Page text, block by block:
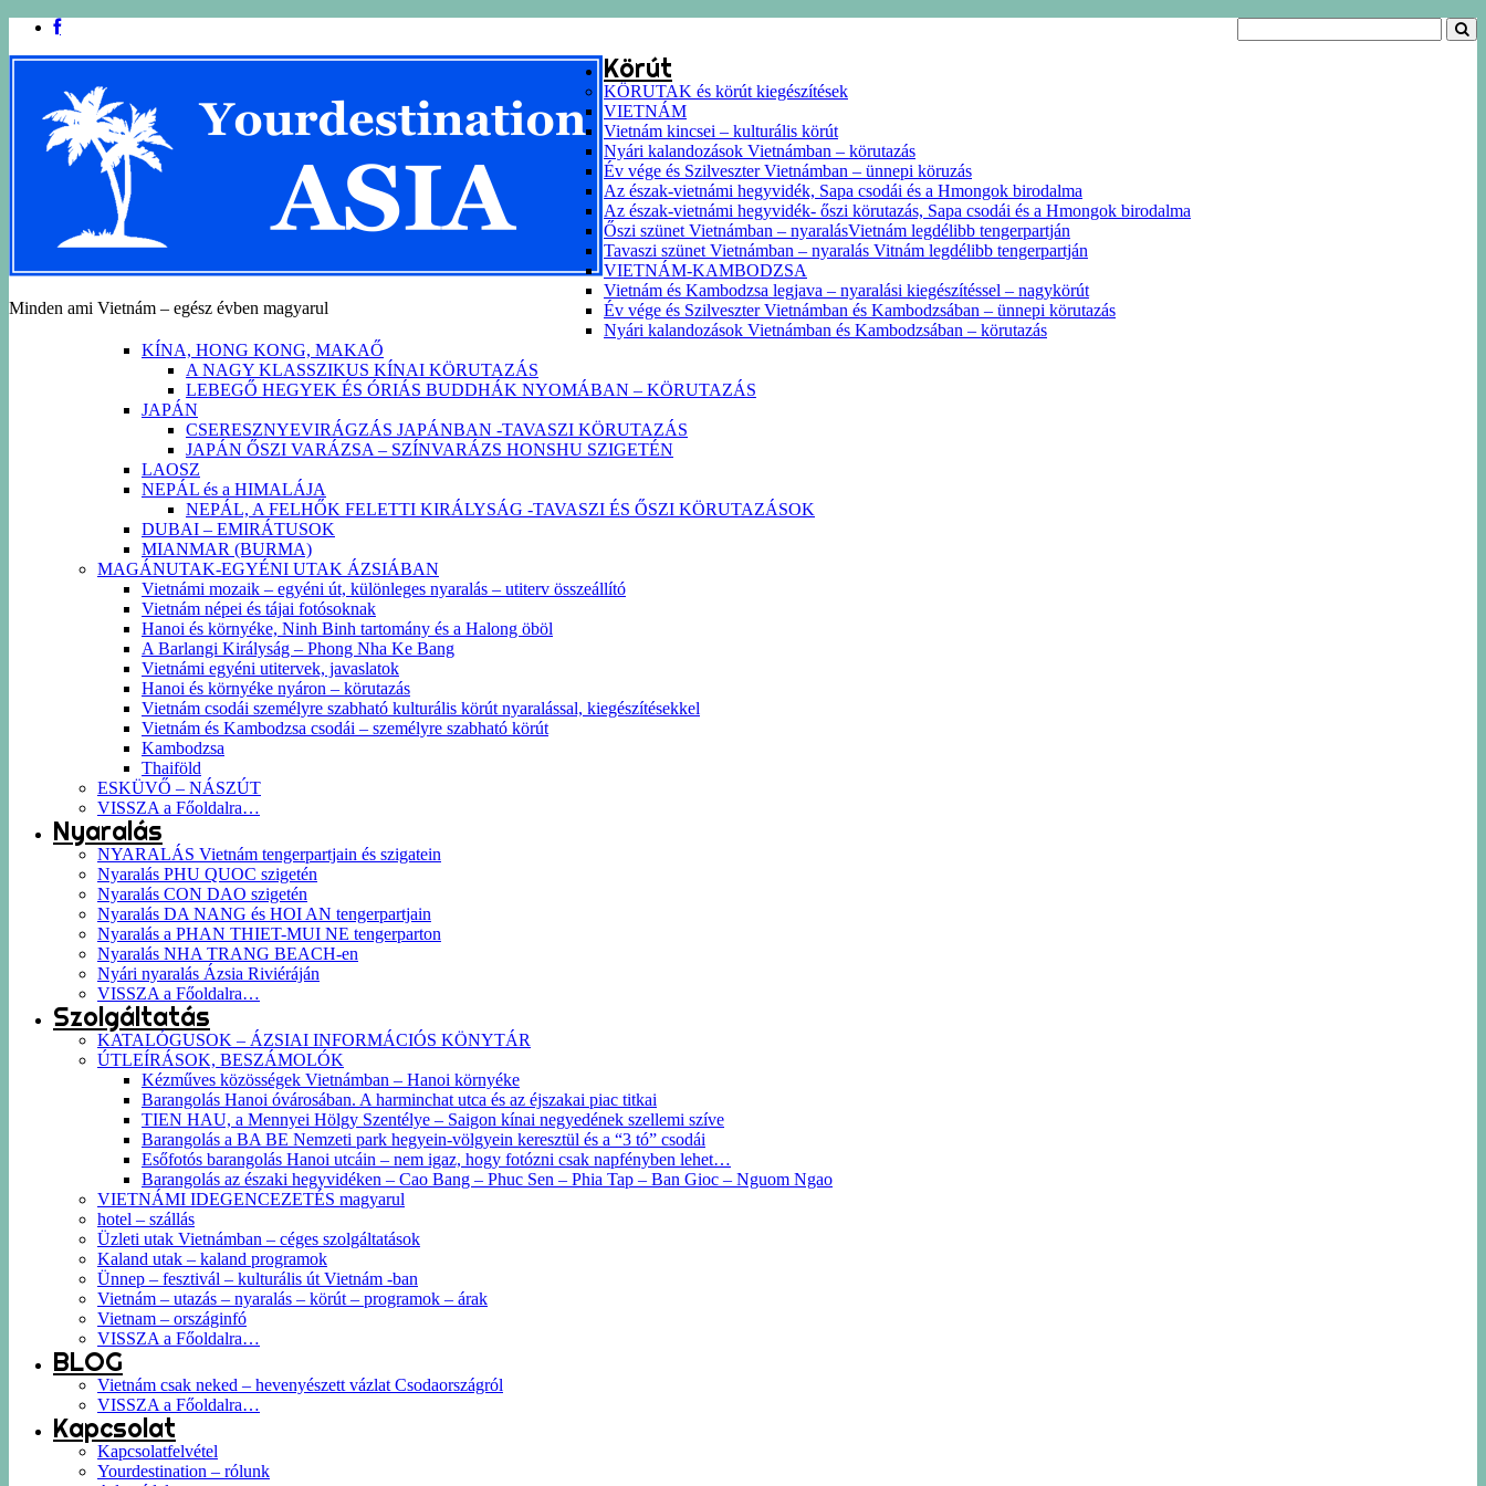
Minden ami Vietnám – egész évben magyarul
Körút
KÖRUTAK és körút kiegészítések
VIETNÁM
Vietnám kincsei – kulturális körút
Nyári kalandozások Vietnámban – körutazás
Év vége és Szilveszter Vietnámban – ünnepi köruzás
Az észak-vietnámi hegyvidék, Sapa csodái és a Hmongok birodalma
Az észak-vietnámi hegyvidék- őszi körutazás, Sapa csodái és a Hmongok birodalma
Őszi szünet Vietnámban – nyaralásVietnám legdélibb tengerpartján
Tavaszi szünet Vietnámban – nyaralás Vitnám legdélibb tengerpartján
VIETNÁM-KAMBODZSA
Vietnám és Kambodzsa legjava – nyaralási kiegészítéssel – nagykörút
Év vége és Szilveszter Vietnámban és Kambodzsában – ünnepi körutazás
Nyári kalandozások Vietnámban és Kambodzsában – körutazás
KÍNA, HONG KONG, MAKAŐ
A NAGY KLASSZIKUS KÍNAI KÖRUTAZÁS
LEBEGŐ HEGYEK ÉS ÓRIÁS BUDDHÁK NYOMÁBAN – KÖRUTAZÁS
JAPÁN
CSERESZNYEVIRÁGZÁS JAPÁNBAN -TAVASZI KÖRUTAZÁS
JAPÁN ŐSZI VARÁZSA – SZÍNVARÁZS HONSHU SZIGETÉN
LAOSZ
NEPÁL és a HIMALÁJA
NEPÁL, A FELHŐK FELETTI KIRÁLYSÁG -TAVASZI ÉS ŐSZI KÖRUTAZÁSOK
DUBAI – EMIRÁTUSOK
MIANMAR (BURMA)
MAGÁNUTAK-EGYÉNI UTAK ÁZSIÁBAN
Vietnámi mozaik – egyéni út, különleges nyaralás – utiterv összeállító
Vietnám népei és tájai fotósoknak
Hanoi és környéke, Ninh Binh tartomány és a Halong öböl
A Barlangi Királyság – Phong Nha Ke Bang
Vietnámi egyéni utitervek, javaslatok
Hanoi és környéke nyáron – körutazás
Vietnám csodái személyre szabható kulturális körút nyaralással, kiegészítésekkel
Vietnám és Kambodzsa csodái – személyre szabható körút
Kambodzsa
Thaiföld
ESKÜVŐ – NÁSZÚT
VISSZA a Főoldalra…
Nyaralás
NYARALÁS Vietnám tengerpartjain és szigatein
Nyaralás PHU QUOC szigetén
Nyaralás CON DAO szigetén
Nyaralás DA NANG és HOI AN tengerpartjain
Nyaralás a PHAN THIET-MUI NE tengerparton
Nyaralás NHA TRANG BEACH-en
Nyári nyaralás Ázsia Riviéráján
VISSZA a Főoldalra…
Szolgáltatás
KATALÓGUSOK – ÁZSIAI INFORMÁCIÓS KÖNYTÁR
ÚTLEÍRÁSOK, BESZÁMOLÓK
Kézműves közösségek Vietnámban – Hanoi környéke
Barangolás Hanoi óvárosában. A harminchat utca és az éjszakai piac titkai
TIEN HAU, a Mennyei Hölgy Szentélye – Saigon kínai negyedének szellemi szíve
Barangolás a BA BE Nemzeti park hegyein-völgyein keresztül és a “3 tó” csodái
Esőfotós barangolás Hanoi utcáin – nem igaz, hogy fotózni csak napfényben lehet…
Barangolás az északi hegyvidéken – Cao Bang – Phuc Sen – Phia Tap – Ban Gioc – Nguom Ngao
VIETNÁMI IDEGENCEZETÉS magyarul
hotel – szállás
Üzleti utak Vietnámban – céges szolgáltatások
Kaland utak – kaland programok
Ünnep – fesztivál – kulturális út Vietnám -ban
Vietnám – utazás – nyaralás – körút – programok – árak
Vietnam – országinfó
VISSZA a Főoldalra…
BLOG
Vietnám csak neked – hevenyészett vázlat Csodaországról
VISSZA a Főoldalra…
Kapcsolat
Kapcsolatfelvétel
Yourdestination – rólunk